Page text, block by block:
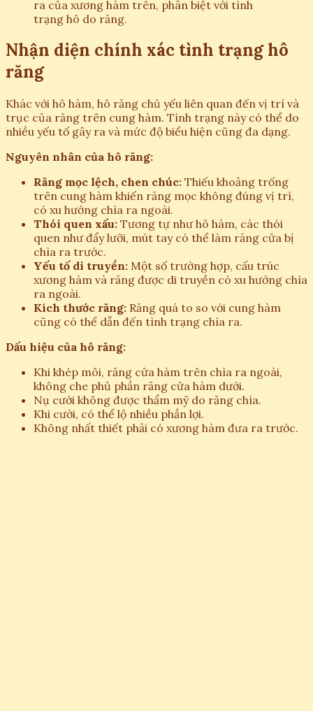
ra của xương hàm trên, phân biệt với tình
trạng hô do răng.
Nhận diện chính xác tình trạng hô
răng
Khác với hô hàm, hô răng chủ yếu liên quan đến vị trí và
trục của răng trên cung hàm. Tình trạng này có thể do
nhiều yếu tố gây ra và mức độ biểu hiện cũng đa dạng.
Nguyên nhân của hô răng:
Răng mọc lệch, chen chúc: Thiếu khoảng trống
trên cung hàm khiến răng mọc không đúng vị trí,
có xu hướng chìa ra ngoài.
Thói quen xấu: Tương tự như hô hàm, các thói
quen như đẩy lưỡi, mút tay có thể làm răng cửa bị
chìa ra trước.
Yếu tố di truyền: Một số trường hợp, cấu trúc
xương hàm và răng được di truyền có xu hướng chìa
ra ngoài.
Kích thước răng: Răng quá to so với cung hàm
cũng có thể dẫn đến tình trạng chìa ra.
Dấu hiệu của hô răng:
Khi khép môi, răng cửa hàm trên chìa ra ngoài,
không che phủ phần răng cửa hàm dưới.
Nụ cười không được thẩm mỹ do răng chìa.
Khi cười, có thể lộ nhiều phần lợi.
Không nhất thiết phải có xương hàm đưa ra trước.